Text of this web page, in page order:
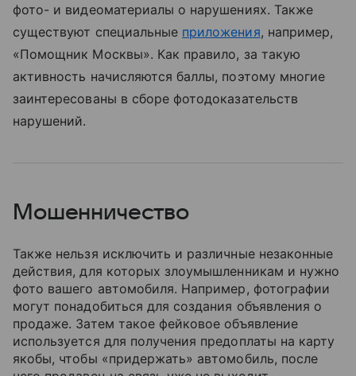
фото- и видеоматериалы о нарушениях. Также
существуют специальные приложения, например,
«Помощник Москвы». Как правило, за такую
активность начисляются баллы, поэтому многие
заинтересованы в сборе фотодоказательств
нарушений.
Мошенничество
Также нельзя исключить и различные незаконные
действия, для которых злоумышленникам и нужно
фото вашего автомобиля. Например, фотографии
могут понадобиться для создания объявления о
продаже. Затем такое фейковое объявление
используется для получения предоплаты на карту
якобы, чтобы «придержать» автомобиль, после